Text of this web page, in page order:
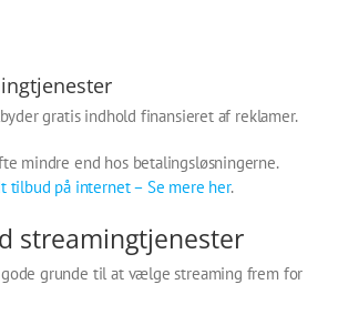
gratis indhold finansieret af reklamer.
mindre end hos betalingsløsningerne.
tilbud på internet – Se mere her.
streamingtjenester
grunde til at vælge streaming frem for